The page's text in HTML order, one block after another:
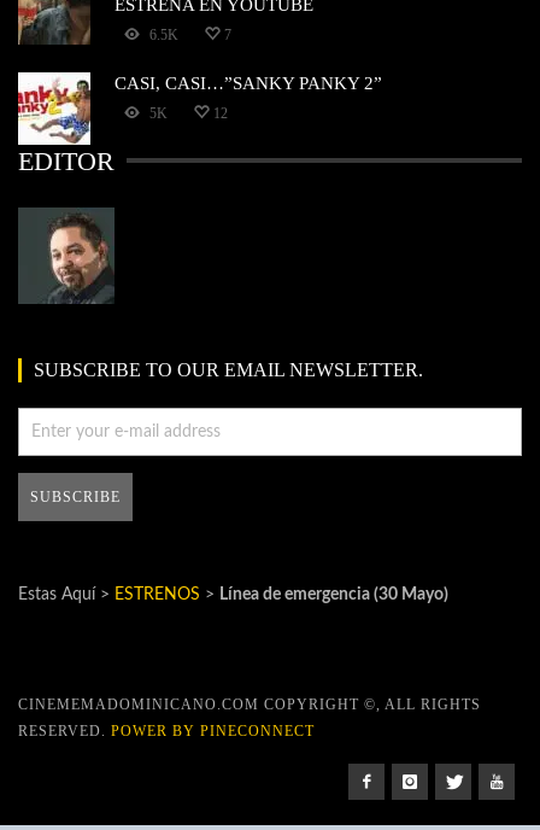
6.5K 7
CASI, CASI…”SANKY PANKY 2”
5K 12
EDITOR
SUBSCRIBE TO OUR EMAIL NEWSLETTER.
Estas Aquí > ESTRENOS > Línea de emergencia (30 Mayo)
CINEMEMADOMINICANO.COM COPYRIGHT ©, ALL RIGHTS
RESERVED. POWER BY PINECONNECT